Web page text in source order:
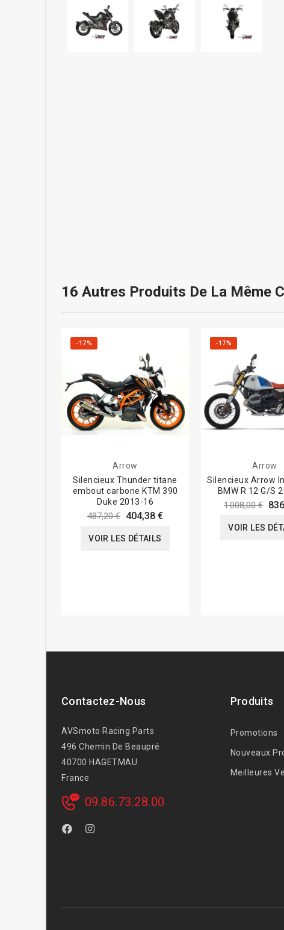
16 Autres Produits De La Même
-17%
Arrow
Silencieux Thunder titane
embout carbone KTM 390
Duke 2013-16
487,20 € 404,38 €
VOIR LES DÉTAILS
-17%
Arrow
Silencieux Arrow
BMW R 12 G/S
1 008,00 €
VOIR LES
Contactez-Nous
AVSmoto Racing Parts
496 Chemin De Beaupré
40700 HAGETMAU
France
09.86.73.28.00
Produits
Promotions
Nouveaux
Meilleures